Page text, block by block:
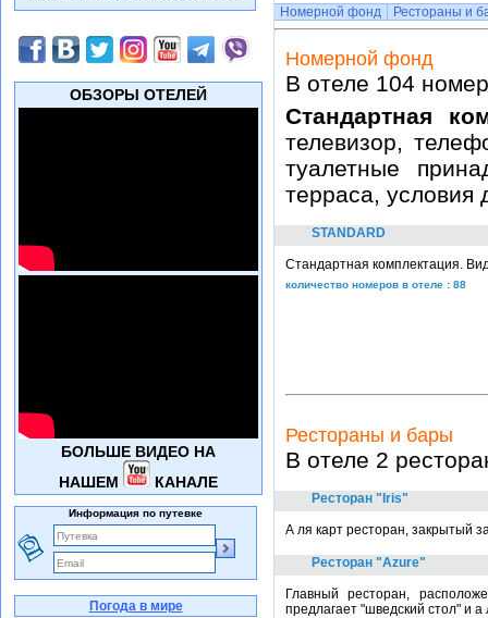
Номерной фонд Рестораны и
Номерной фонд
В отеле 104
Стандартная
телевизор,
туалетные
терраса, условия
STANDARD
Стандартная комплектация.
количество номеров в отеле : 88
Рестораны и бары
В отеле 2
Ресторан "Iris"
А ля карт ресторан, закрытый
Ресторан "Azure"
Главный ресторан,
предлагает "шведский стол" и
ОБЗОРЫ ОТЕЛЕЙ
БОЛЬШЕ ВИДЕО НА
НАШЕМ
КАНАЛЕ
Информация по путевке
Погода в мире